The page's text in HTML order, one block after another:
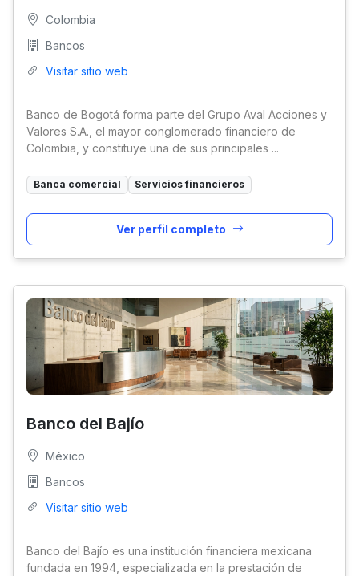
Colombia
Bancos
Visitar sitio web
Banco de Bogotá forma parte del Grupo Aval Acciones y
Valores S.A., el mayor conglomerado financiero de
Colombia, y constituye una de sus principales ...
Banca comercial Servicios financieros
Ver perfil completo
Banco del Bajío
México
Bancos
Visitar sitio web
Banco del Bajío es una institución financiera mexicana
fundada en 1994, especializada en la prestación de